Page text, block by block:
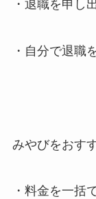
・退職を申し
・自分で退職
みやびをおす
・料金を一括